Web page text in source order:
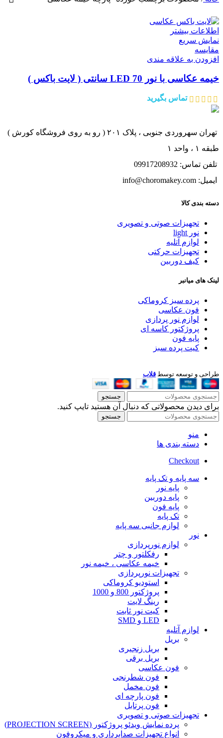
اطلاعات بیشتر
نمایش سریع
مقايسه
افزودن به علاقه مندی
خیمه عکاسی با نور LED 70 سانتی ( لایت باکس )
تماس بگیرید
تهران سهروردی جنوبی ، پلاک ۲۰۱ ( رو به روی فروشگاه کورش )
طبقه ۱ ، واحد ۱
تلفن تماس: 09917208932
ایمیل: info@choromakey.com
دسته بندی کالا
تجهیزات صوتی و تصویری
نور light
لوازم آتلیه
تجهیزات حرکتی
کیف دوربین
لینک های میانبر
پرده سبز کروماکی
فون عکاسی
لوازم نور پردازی
پروژکتور کاسه ای
پایه فون
کیت پرده سبز
طراحی و توسعه توسط قلاب
جستجو
برای دیدن محصولاتی که دنبال آن هستید تایپ کنید.
جستجو
منو
دسته بندی ها
Checkout
سه پایه و تک پایه
پایه نور
پایه دوربین
پایه فون
تک پایه
لوازم جانبی سه پایه
نور
لوازم نورپردازی
رفکلتور و چتر
خیمه عکاسی ، خیمه نور
تجهیزات نورپردازی
استودیو کروماکی
پروژکتور 800 و 1000
رینگ لایت
کیت نور ثابت
LED و SMD
لوازم آتلیه
بریل
بریل زنجیری
بریل برقی
فون عکاسی
فون شطرنجی
فون مخمل
فون پارچه ای
فون پرتابل
تجهیزات صوتی و تصویری
پرده نمایش ویدئو پروژکتور (PROJECTION SCREEN)
انواع تجهیزات صدابرداری و میکروفون